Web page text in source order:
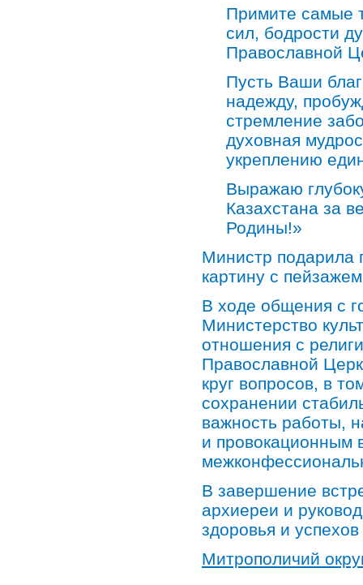
Примите самые
сил, бодрости
Православной
Пусть Ваши
надежду,
стремление
духовная
укреплению
Выражаю
Казахстана за
Родины!»
Министр подарила
картину с
В ходе общения с
Министерство
отношения с
Православной
круг вопросов, в
сохранении
важность работы,
и провокационным
В завершение
архиереи и
здоровья и
Митрополичий